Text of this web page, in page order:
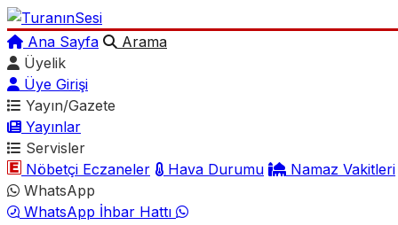
Ana Sayfa
Arama
Üyelik
Üye Girişi
Yayın/Gazete
Yayınlar
Servisler
Nöbetçi Eczaneler
Hava Durumu
Namaz Vakitleri
WhatsApp
WhatsApp İhbar Hattı